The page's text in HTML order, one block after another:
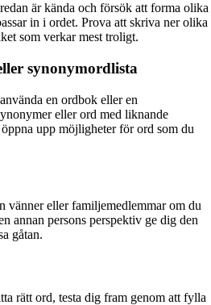
är kända och försök att forma olika
in i ordet. Prova att skriva ner olika
som verkar mest troligt.
synonymordlista
en ordbok eller en
eller ord med liknande
upp möjligheter för ord som du
vänner eller familjemedlemmar om du
annan persons perspektiv ge dig den
gåtan.
rätt ord, testa dig fram genom att fylla